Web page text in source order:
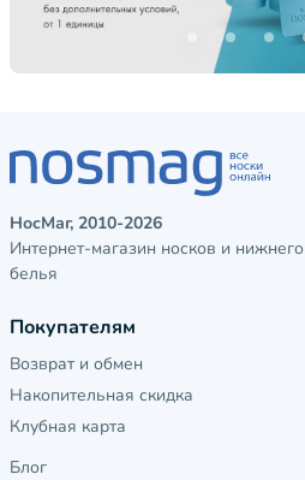
НосМаг, 2010-2026
Интернет-магазин носков и нижнего
белья
Покупателям
Возврат и обмен
Накопительная скидка
Клубная карта
Блог